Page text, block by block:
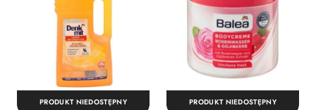
PRODUKT NIEDOSTĘPNY PRODUKT NIEDOSTĘPNY